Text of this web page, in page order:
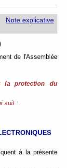
Note explicative
de l'Assemblée
la protection du
suit :
à la présente